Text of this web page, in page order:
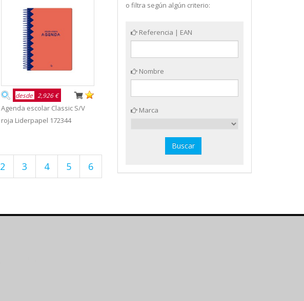
desde 2,926 €
Agenda escolar Classic S/V
roja Liderpapel 172344
2 3 4 5 6
o filtra según algún criterio:
Referencia | EAN
Nombre
Marca